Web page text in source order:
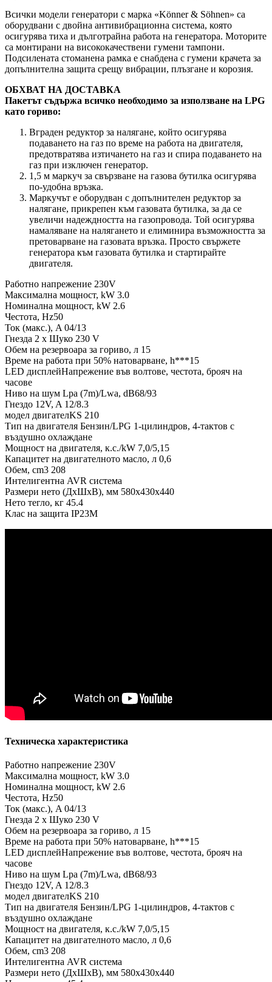
Всички модели генератори с марка «Könner & Söhnen» са
оборудвани с двойна антивибрационна система, която
осигурява тиха и дълготрайна работа на генератора. Моторите
са монтирани на висококачествени гумени тампони.
Подсилената стоманена рамка е снабдена с гумени крачета за
допълнителна защита срещу вибрации, плъзгане и корозия.
ОБХВАТ НА ДОСТАВКА
Пакетът съдържа всичко необходимо за използване на LPG
като гориво:
Вграден редуктор за налягане, който осигурява
подаването на газ по време на работа на двигателя,
предотвратява изтичането на газ и спира подаването на
газ при изключен генератор.
1,5 м маркуч за свързване на газова бутилка осигурява
по-удобна връзка.
Маркучът е оборудван с допълнителен редуктор за
налягане, прикрепен към газовата бутилка, за да се
увеличи надеждността на газопровода. Той осигурява
намаляване на налягането и елиминира възможността за
претоварване на газовата връзка. Просто свържете
генератора към газовата бутилка и стартирайте
двигателя.
Работно напрежение 230V
Максимална мощност, kW 3.0
Номинална мощност, kW 2.6
Честота, Hz50
Ток (макс.), A 04/13
Гнезда 2 x Шуко 230 V
Обем на резервоара за гориво, л 15
Време на работа при 50% натоварване, h***15
LED дисплейНапрежение във волтове, честота, брояч на
часове
Ниво на шум Lpa (7m)/Lwa, dB68/93
Гнездо 12V, A 12/8.3
модел двигателKS 210
Тип на двигателя Бензин/LPG 1-цилиндров, 4-тактов с
въздушно охлаждане
Мощност на двигателя, к.с./kW 7,0/5,15
Капацитет на двигателното масло, л 0,6
Обем, cm3 208
Интелигентна AVR система
Размери нето (ДxШxВ), мм 580x430x440
Нето тегло, кг 45.4
Клас на защита IP23M
Техническа характеристика
Работно напрежение 230V
Максимална мощност, kW 3.0
Номинална мощност, kW 2.6
Честота, Hz50
Ток (макс.), A 04/13
Гнезда 2 x Шуко 230 V
Обем на резервоара за гориво, л 15
Време на работа при 50% натоварване, h***15
LED дисплейНапрежение във волтове, честота, брояч на
часове
Ниво на шум Lpa (7m)/Lwa, dB68/93
Гнездо 12V, A 12/8.3
модел двигателKS 210
Тип на двигателя Бензин/LPG 1-цилиндров, 4-тактов с
въздушно охлаждане
Мощност на двигателя, к.с./kW 7,0/5,15
Капацитет на двигателното масло, л 0,6
Обем, cm3 208
Интелигентна AVR система
Размери нето (ДxШxВ), мм 580x430x440